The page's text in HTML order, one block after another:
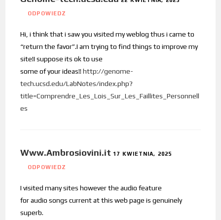
ODPOWIEDZ
Hi, i think that i saw you visited my weblog thus i came to
“return the favor”.I am trying to find things to improve my
site!I suppose its ok to use
some of your ideas!!http://genome-
tech.ucsd.edu/LabNotes/index.php?
title=Comprendre_Les_Lois_Sur_Les_Faillites_Personnell
es
Www.Ambrosiovini.it 17 KWIETNIA, 2025
ODPOWIEDZ
I visited many sites however the audio feature
for audio songs current at this web page is genuinely
superb.